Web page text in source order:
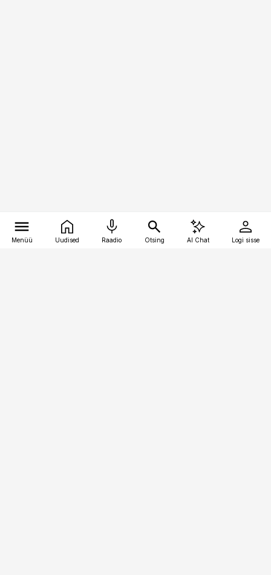
Menüü Uudised Raadio Otsing AI Chat Logi sisse